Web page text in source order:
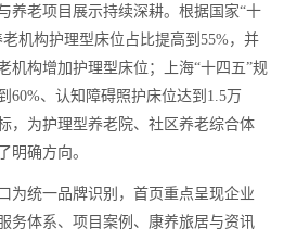
养老项目展示持续深耕。根据国家“十
机构护理型床位占比提高到55%，并
机构增加护理型床位；上海“十四五”规
60%、认知障碍照护床位达到1.5万
，为护理型养老院、社区养老综合体
明确方向。
为统一品牌识别，首页重点呈现企业
务体系、项目案例、康养旅居与资讯